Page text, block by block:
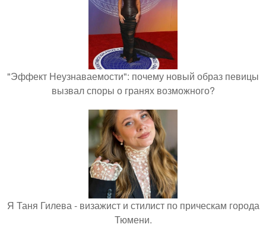
"Эффект Неузнаваемости": почему новый образ певицы
вызвал споры о гранях возможного?
Я Таня Гилева - визажист и стилист по прическам города
Тюмени.